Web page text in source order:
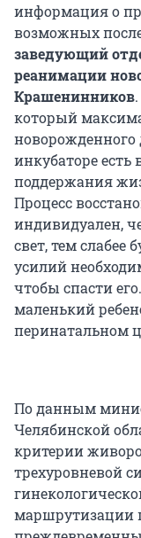
информация о
возможных
заведующий
реанимации
Крашенинников
который
инкубаторе есть
поддержания
Процесс
индивидуален,
свет, тем
усилий
чтобы спасти
маленький
перинатальном
По данным
Челябинской
критерии
трехуровневой
маршрутизации